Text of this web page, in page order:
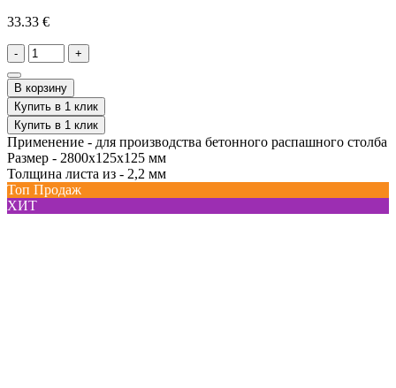
33.33 €
- +
В корзину
Купить в 1 клик
Купить в 1 клик
Применение - для производства бетонного распашного столба
Размер - 2800х125х125 мм
Толщина листа из - 2,2 мм
Топ Продаж
ХИТ